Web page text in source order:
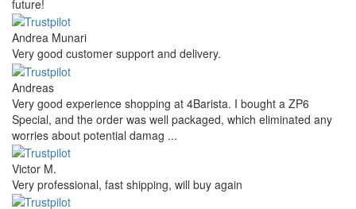
future!
Andrea Munari
Very good customer support and delivery.
Andreas
Very good experience shopping at 4Barista. I bought a ZP6
Special, and the order was well packaged, which eliminated any
worries about potential damag ...
Victor M.
Very professional, fast shipping, will buy again